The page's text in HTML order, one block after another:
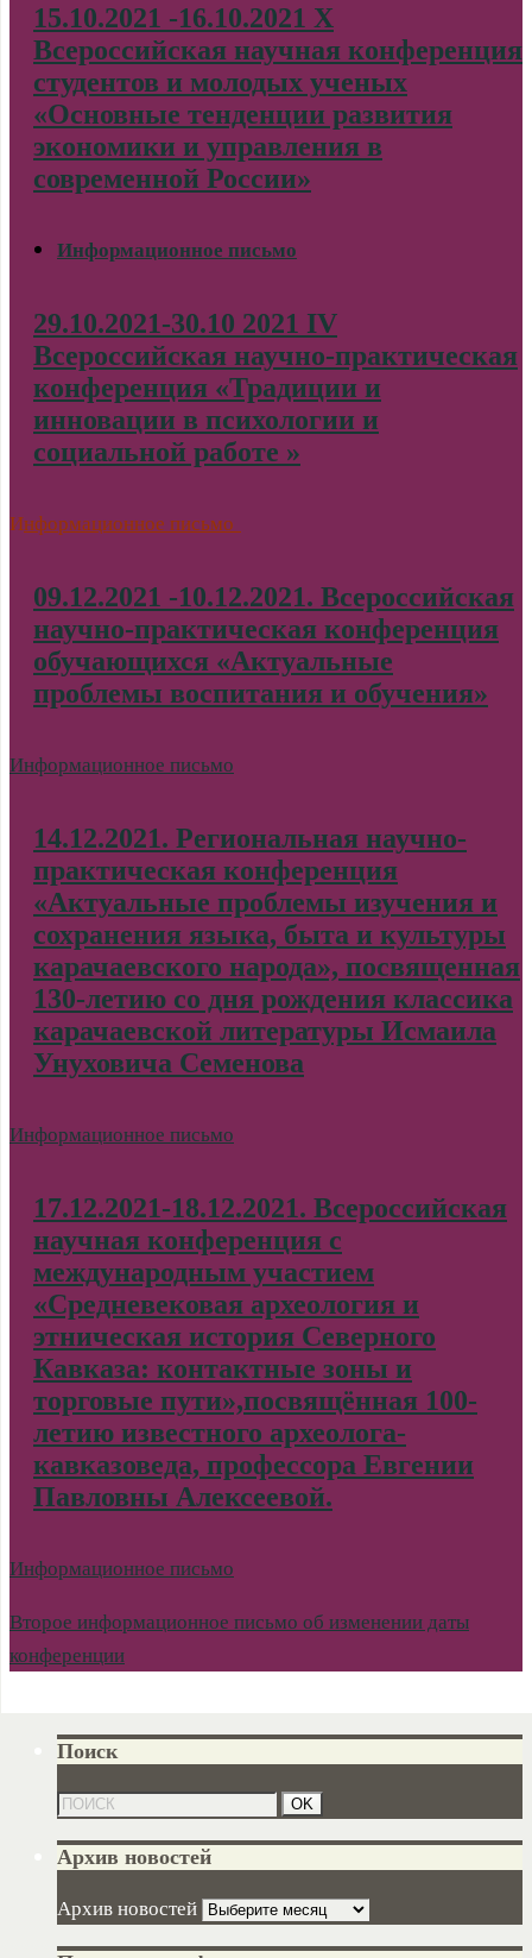
15.10.2021 -16.10.2021 X
Всероссийская научная конференция
студентов и молодых ученых
«Основные тенденции развития
экономики и управления в
современной России»
Информационное письмо
29.10.2021-30.10 2021 IV
Всероссийская научно-практическая
конференция «Традиции и
инновации в психологии и
социальной работе »
Информационное письмо
09.12.2021 -10.12.2021. Всероссийская
научно-практическая конференция
обучающихся «Актуальные
проблемы воспитания и обучения»
Информационное письмо
14.12.2021. Региональная научно-
практическая конференция
«Актуальные проблемы изучения и
сохранения языка, быта и культуры
карачаевского народа», посвященная
130-летию со дня рождения классика
карачаевской литературы Исмаила
Унуховича Семенова
Информационное письмо
17.12.2021-18.12.2021. Всероссийская
научная конференция с
международным участием
«Средневековая археология и
этническая история Северного
Кавказа: контактные зоны и
торговые пути»,посвящённая 100-
летию известного археолога-
кавказоведа, профессора Евгении
Павловны Алексеевой.
Информационное письмо
Второе информационное письмо об изменении даты
конференции
Поиск
Архив новостей
Архив новостей